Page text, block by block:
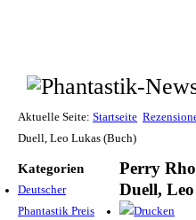
Aktuelle Seite: Startseite
Duell, Leo Lukas (Buch)
Kategorien
Deutscher
Phantastik Preis
Perry
Duell,